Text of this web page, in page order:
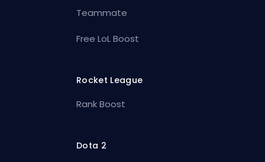
Teammate
Free LoL Boost
Rocket League
Rank Boost
Dota 2